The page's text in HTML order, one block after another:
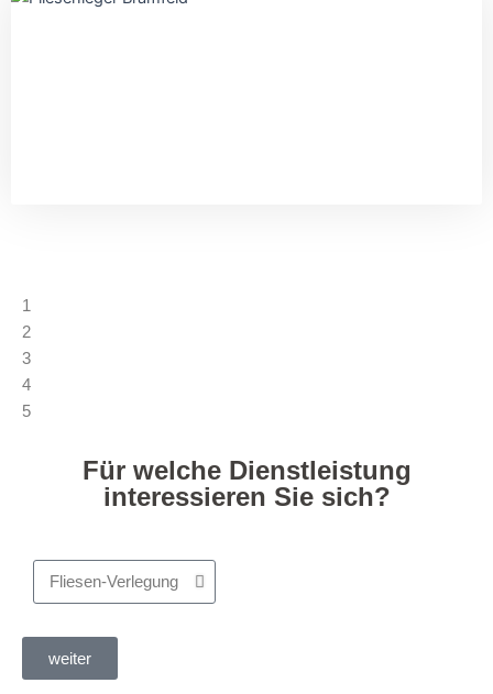
1
2
3
4
5
Für welche Dienstleistung
interessieren Sie sich?
weiter